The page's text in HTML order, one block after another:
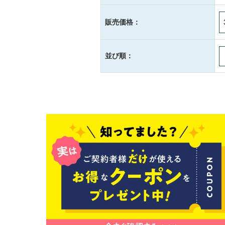
販売価格：
並び順：